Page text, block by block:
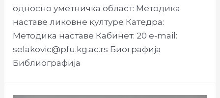
односно уметничка област: Методика
наставе ликовне културе Катедра:
Методика наставе Кабинет: 20 e-mail:
selakovic@pfu.kg.ac.rs Биографија
Библиографија